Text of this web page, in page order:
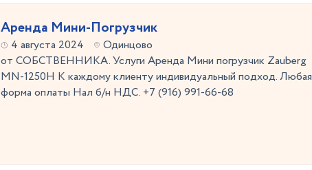
Аренда Мини-Погрузчик
4 августа 2024
Одинцово
от СОБСТВЕННИКА. Услуги Аренда Мини погрузчик Zauberg
MN-1250H К каждому клиенту индивидуальный подход. Любая
форма оплаты Нал б/н НДС. +7 (916) 991-66-68